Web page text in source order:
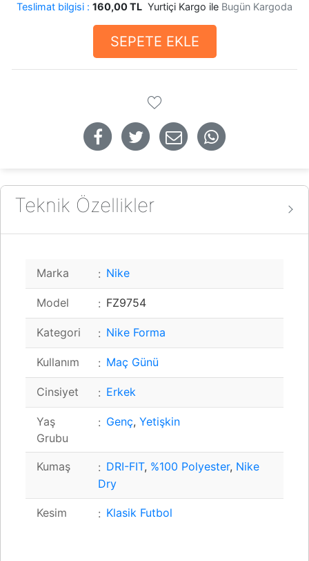
Teslimat bilgisi : 160,00 TL Yurtiçi Kargo ile Bugün Kargoda
SEPETE EKLE
Teknik Özellikler
Marka Nike
Model FZ9754
Kategori Nike Forma
Kullanım Maç Günü
Cinsiyet Erkek
Yaş
Grubu
Genç, Yetişkin
Kumaş DRI-FIT, %100 Polyester, Nike
Dry
Kesim Klasik Futbol